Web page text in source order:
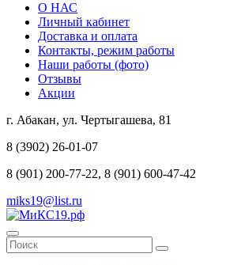
О НАС
Личный кабинет
Доставка и оплата
Контакты, режим работы
Наши работы (фото)
Отзывы
Акции
г. Абакан, ул. Чертыгашева, 81
8 (3902) 26-01-07
8 (901) 200-77-22, 8 (901) 600-47-42
miks19@list.ru